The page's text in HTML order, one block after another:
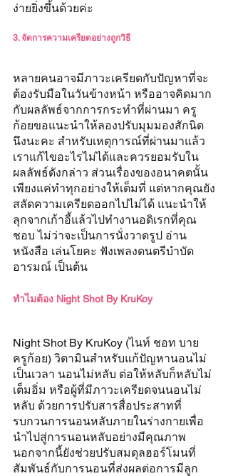
ง่ายยิ่งขึ้นด้วยค่ะ
3. จัดการความเครียดอย่างถูกวิธี
หลายคนอาจมีภาวะเครียดกับปัญหาที่จะ
ต้องรับมือในวันข้างหน้า หรืออาจคิดมาก
กับผลลัพธ์จากการกระทำที่ผ่านมา ครู
ก้อยขอแนะนำให้ลองปรับมุมมองสักนิด
นึงนะคะ สำหรับเหตุการณ์ที่ผ่านมาแล้ว
เราแก้ไขอะไรไม่ได้และควรยอมรับใน
ผลลัพธ์ดังกล่าว ส่วนเรื่องของอนาคตนั้น
เพียงแค่ทำทุกอย่างให้เต็มที่ แต่หากคุณยัง
สลัดความเครียดออกไปไม่ได้ แนะนำให้
ลุกจากเก้าอี้แล้วไปทำงานอดิเรกที่คุณ
ชอบ ไม่ว่าจะเป็นการนั่งวาดรูป อ่าน
หนังสือ เล่นโยคะ ฟังเพลงดนตรีบำบัด
อารมณ์ เป็นต้น
ทำไมต้อง Night Shot By KruKoy
Night Shot By KruKoy (ไนท์ ชอท บาย
ครูก้อย) วิตามินสำหรับแก้ปัญหานอนไม่
เป็นเวลา นอนไม่หลับ ต่อให้หลับก็หลับไม่
เต็มอิ่ม หรือผู้ที่มีภาวะเครียดจนนอนไม่
หลับ ด้วยการปรับสารสื่อประสาทที่
รบกวนการนอนหลับภายในร่างกายเพื่อ
นำไปสู่การนอนหลับอย่างมีคุณภาพ
นอกจากนี้ยังช่วยปรับสมดุลฮอร์โมนที่
สัมพันธ์กับการนอนที่ส่งผลต่อการมีลูก